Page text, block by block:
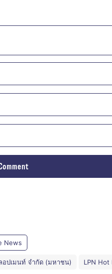
News
อปเมนท์ จำกัด (มหาชน) LPN Hot